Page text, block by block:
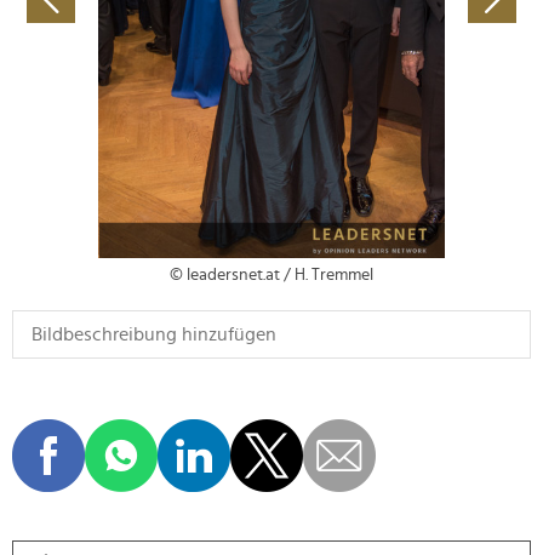
© leadersnet.at / H. Tremmel